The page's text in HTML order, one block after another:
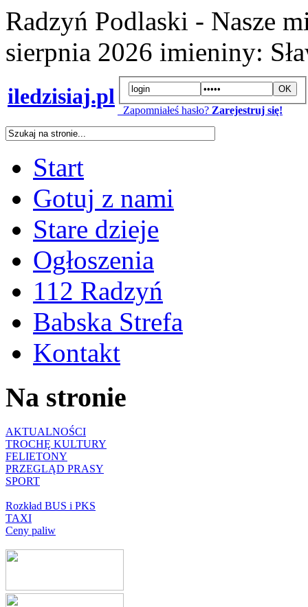
Radzyń Podlaski - Nasze
sierpnia 2026 imieniny:
iledzisiaj.pl
Zapomniałeś hasło? Zarejestruj się!
Start
Gotuj z nami
Stare dzieje
Ogłoszenia
112 Radzyń
Babska Strefa
Kontakt
Na stronie
AKTUALNOŚCI
TROCHĘ KULTURY
FELIETONY
PRZEGLĄD PRASY
SPORT
Rozkład BUS i PKS
TAXI
Ceny paliw